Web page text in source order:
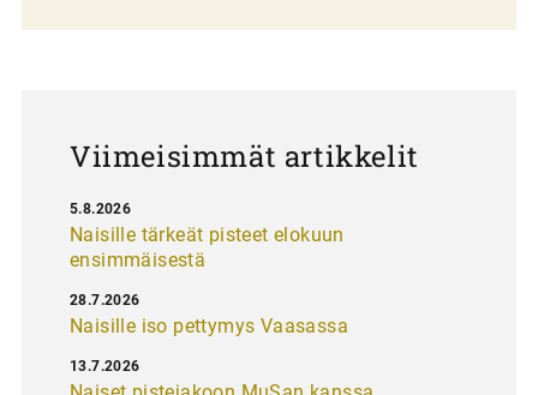
Viimeisimmät artikkelit
Naisille tärkeät pisteet elokuun
ensimmäisestä
5.8.2026
Naisille iso pettymys Vaasassa
28.7.2026
13.7.2026